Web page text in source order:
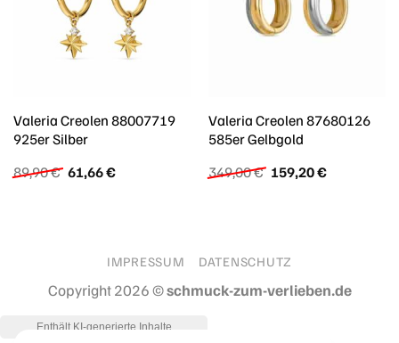
Valeria Creolen 88007719
925er Silber
89,90€ Ursprünglicher
Preis
61,66€Aktueller
Valeria Creolen 87680126
585er Gelbgold
349,00€ Ursprünglicher
Preis
159,20€Aktueller
IMPRESSUM DATENSCHUTZ
Copyright 2026 ©schmuck-zum-verlieben.de